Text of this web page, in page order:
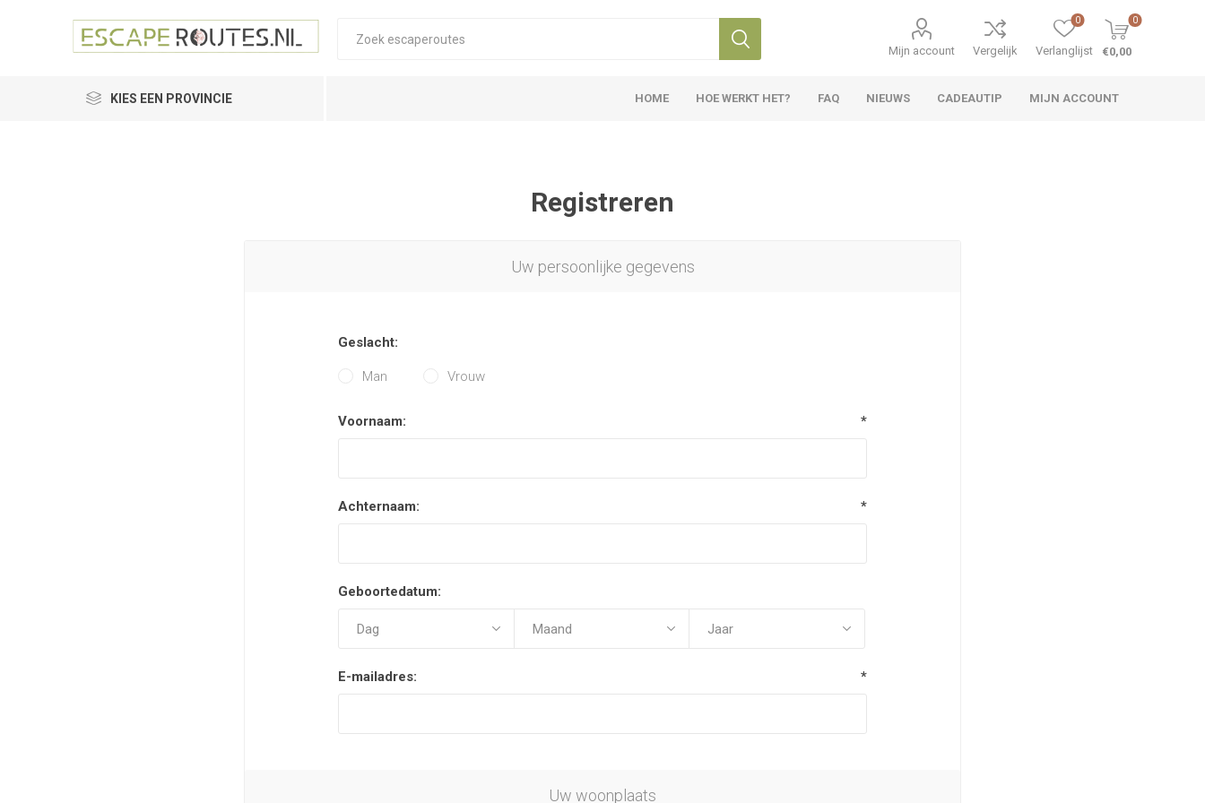
Mijn account Vergelijk Verlanglijst
0 0
€0,00
KIES EEN PROVINCIE HOME HOE WERKT HET? FAQ NIEUWS CADEAUTIP MIJN ACCOUNT
Registreren
Uw persoonlijke gegevens
Geslacht:
Man Vrouw
Voornaam: *
Achternaam: *
Geboortedatum:
E-mailadres: *
Uw woonplaats